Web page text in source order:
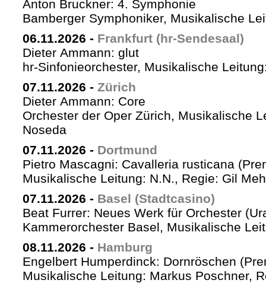
Anton Bruckner: 4. Symphonie
Bamberger Symphoniker, Musikalische
06.11.2026 - Frankfurt (hr-Sendesaal)
Dieter Ammann: glut
hr-Sinfonieorchester, Musikalische
07.11.2026 - Zürich
Dieter Ammann: Core
Orchester der Oper Zürich, Musikalische
Noseda
07.11.2026 - Dortmund
Pietro Mascagni: Cavalleria rusticana
Musikalische Leitung: N.N., Regie: Gil
07.11.2026 - Basel (Stadtcasino)
Beat Furrer: Neues Werk für Orchester
Kammerorchester Basel, Musikalische
08.11.2026 - Hamburg
Engelbert Humperdinck: Dornröschen
Musikalische Leitung: Markus Poschner,